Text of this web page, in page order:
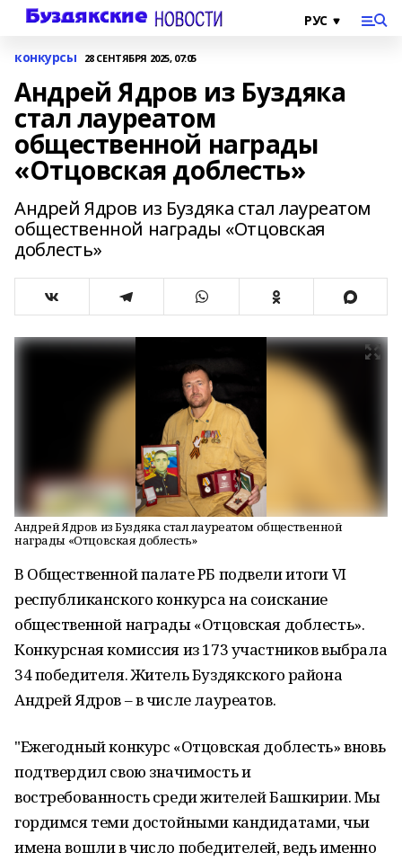
конкурсы 28 СЕНТЯБРЯ 2025, 07:05
Андрей Ядров из Буздяка
стал лауреатом
общественной награды
«Отцовская доблесть»
Андрей Ядров из Буздяка стал лауреатом
общественной награды «Отцовская
доблесть»
Андрей Ядров из Буздяка стал лауреатом общественной
награды «Отцовская доблесть»
В Общественной палате РБ подвели итоги VI
республиканского конкурса на соискание
общественной награды «Отцовская доблесть».
Конкурсная комиссия из 173 участников выбрала
34 победителя. Житель Буздякского района
Андрей Ядров – в числе лауреатов.
"Ежегодный конкурс «Отцовская доблесть» вновь
подтвердил свою значимость и
востребованность среди жителей Башкирии. Мы
гордимся теми достойными кандидатами, чьи
имена вошли в число победителей, ведь именно